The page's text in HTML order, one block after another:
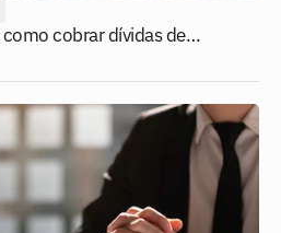
cobrar dívidas de